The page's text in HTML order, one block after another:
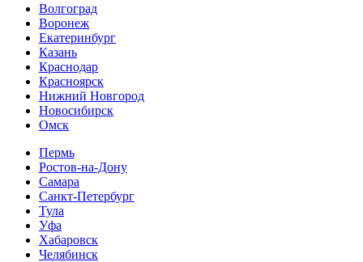
Волгоград
Воронеж
Екатеринбург
Казань
Краснодар
Красноярск
Нижний Новгород
Новосибирск
Омск
Пермь
Ростов-на-Дону
Самара
Санкт-Петербург
Тула
Уфа
Хабаровск
Челябинск